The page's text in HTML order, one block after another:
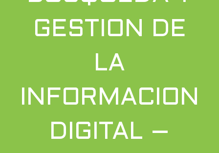
GESTION DE
LA
INFORMACION
DIGITAL –